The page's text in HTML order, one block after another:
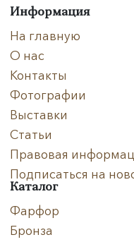
Информация
На главную
О нас
Контакты
Фотографии
Выставки
Статьи
Правовая
Подписаться на
Каталог
Фарфор
Бронза